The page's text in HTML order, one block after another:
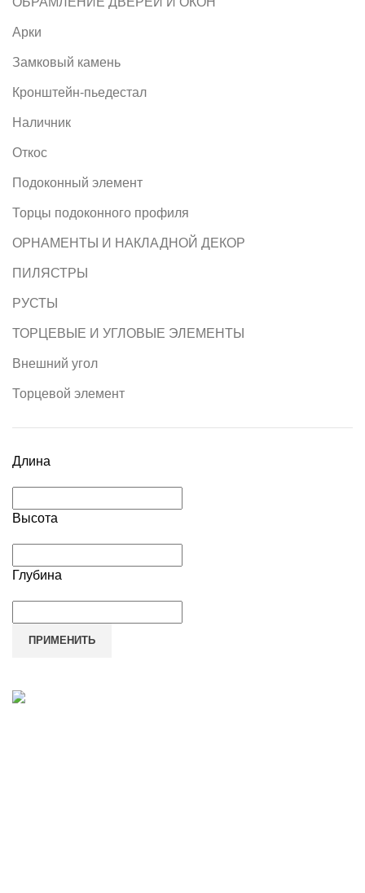
Арки
Замковый камень
Кронштейн-пьедестал
Наличник
Откос
Подоконный элемент
Торцы подоконного профиля
ОРНАМЕНТЫ И НАКЛАДНОЙ ДЕКОР
ПИЛЯСТРЫ
РУСТЫ
ТОРЦЕВЫЕ И УГЛОВЫЕ ЭЛЕМЕНТЫ
Внешний угол
Торцевой элемент
Длина
Высота
Глубина
ПРИМЕНИТЬ